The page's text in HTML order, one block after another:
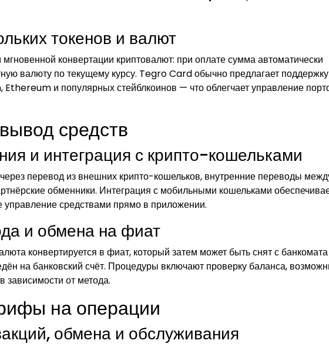
токенов и валют
конвертации криптовалют: при оплате сумма автоматически
валюту по текущему курсу. Tegro Card обычно предлагает поддержку
Ethereum и популярных стейблкоинов — что облегчает управление
средств
и интеграция с крипто-кошельками
перевод из внешних крипто-кошельков, внутренние переводы
обменники. Интеграция с мобильными кошельками
средствами прямо в приложении.
и обмена на фиат
конвертируется в фиат, который затем может быть снят с
на банковский счёт. Процедуры включают проверку баланса,
зависимости от метода.
на операции
обмена и обслуживания